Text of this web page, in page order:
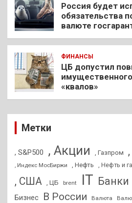
Россия будет
обязательства
валюте
ФИНАНСЫ
ЦБ допустил
«квалов»
Метки
, S&P500 , Акции , Газпром
, Индекс МосБиржи , Нефть , Нефть и
, США , ЦБ brent IT
Бизнес В России Валюта